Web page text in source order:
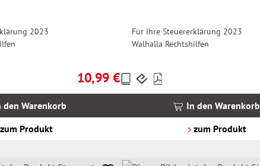
2023
Regulärer Preis:
10,99 €
den Warenkorb
Produkt
Für Ihre Steuererklärung 2023
Walhalla Rechtshilfen
Preise
inkl.
In den Warenkorb
zum Produkt